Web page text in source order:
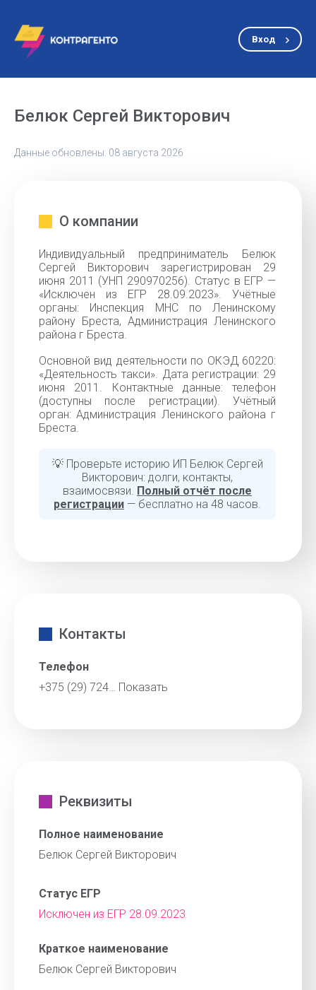
Вход
Белюк Сергей Викторович
Данные обновлены: 08 августа 2026
О компании
Индивидуальный предприниматель Белюк
Сергей Викторович зарегистрирован 29
июня 2011 (УНП 290970256). Статус в ЕГР —
«Исключен из ЕГР 28.09.2023». Учётные
органы: Инспекция МНС по Ленинскому
району Бреста, Администрация Ленинского
района г Бреста.
Основной вид деятельности по ОКЭД 60220:
«Деятельность такси». Дата регистрации: 29
июня 2011. Контактные данные: телефон
(доступны после регистрации). Учётный
орган: Администрация Ленинского района г
Бреста.
💡 Проверьте историю ИП Белюк Сергей
Викторович: долги, контакты,
взаимосвязи. Полный отчёт после
регистрации — бесплатно на 48 часов.
Контакты
Телефон
+375 (29) 724… Показать
Реквизиты
Полное наименование
Белюк Сергей Викторович
Статус ЕГР
Исключен из ЕГР 28.09.2023
Краткое наименование
Белюк Сергей Викторович